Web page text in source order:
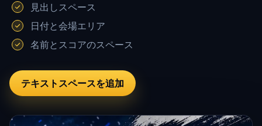
見出しスペース
日付と会場エリア
名前とスコアのスペース
テキストスペースを追加